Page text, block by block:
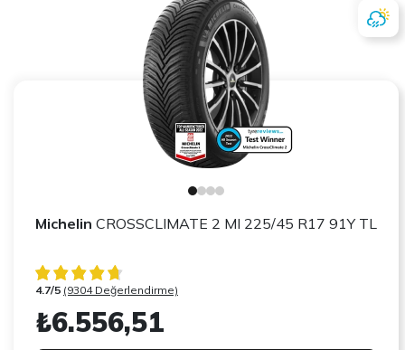
Michelin CROSSCLIMATE 2 MI 225/45 R17 91Y TL
4.7/5 (9304 Değerlendirme)
₺6.556,51